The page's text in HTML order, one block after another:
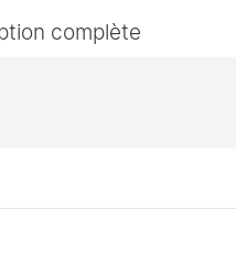
complète